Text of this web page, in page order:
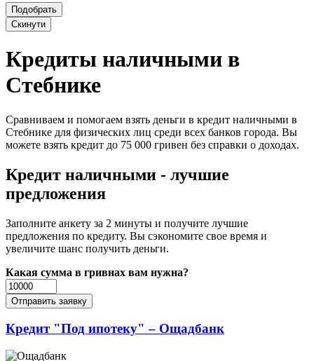
Кредиты наличными в
Стебнике
Сравниваем и помогаем взять деньги в кредит наличными в
Стебнике для физических лиц среди всех банков города. Вы
можете взять кредит до 75 000 гривен без справки о доходах.
Кредит наличными - лучшие
предложения
Заполните анкету за 2 минуты и получите лучшие
предложения по кредиту. Вы сэкономите свое время и
увеличите шанс получить деньги.
Какая сумма в гривнах вам нужна?
Кредит "Под ипотеку" – Ощадбанк